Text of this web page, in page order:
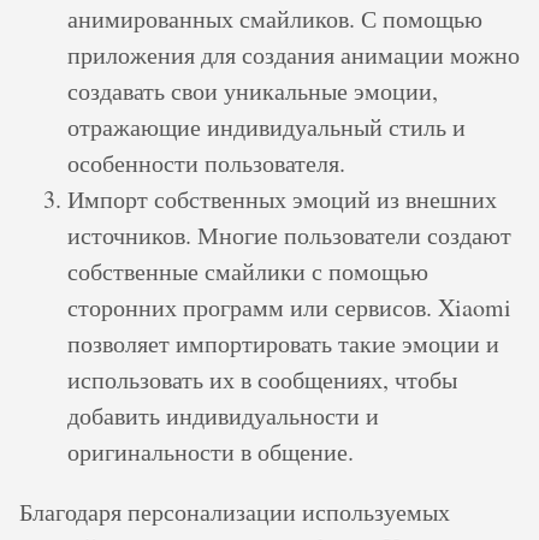
анимированных смайликов. С помощью
приложения для создания анимации можно
создавать свои уникальные эмоции,
отражающие индивидуальный стиль и
особенности пользователя.
Импорт собственных эмоций из внешних
источников. Многие пользователи создают
собственные смайлики с помощью
сторонних программ или сервисов. Xiaomi
позволяет импортировать такие эмоции и
использовать их в сообщениях, чтобы
добавить индивидуальности и
оригинальности в общение.
Благодаря персонализации используемых